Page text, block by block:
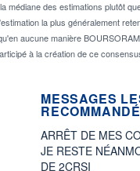
des estimations plutôt
la plus généralement
aucune manière
à la création de ce
MESSAGES
ARRÊT DE MES
JE RESTE
DE 2CRSI